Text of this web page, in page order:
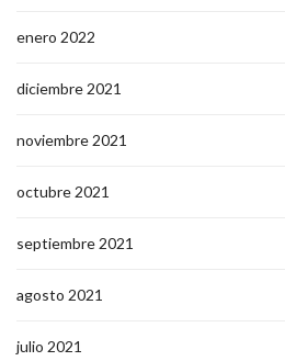
enero 2022
diciembre 2021
noviembre 2021
octubre 2021
septiembre 2021
agosto 2021
julio 2021